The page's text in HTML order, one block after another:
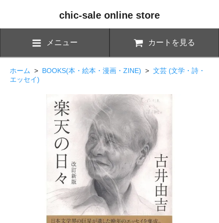
chic-sale online store
メニュー カートを見る
ホーム > BOOKS(本・絵本・漫画・ZINE) > 文芸 (文学・詩・
エッセイ)